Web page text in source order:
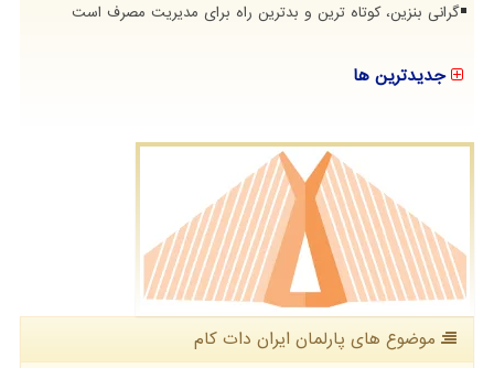
گرانی بنزین، کوتاه ترین و بدترین راه برای مدیریت مصرف است
جدیدترین ها
موضوع های پارلمان ایران دات كام